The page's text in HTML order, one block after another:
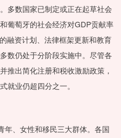
多数国家已制定或正在起草社会
葡萄牙的社会经济对GDP贡献率
融资计划、法律框架更新和教育
数仍处于分阶段实施中。尽管各
推出简化注册和税收激励政策，
就业仍超四分之一。
年、女性和移民三大群体。各国